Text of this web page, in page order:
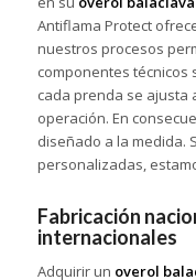
Antiflama Protect
nuestros procesos
componentes técnicos
cada prenda se ajusta
operación. En
diseñado a la medida.
personalizadas,
Fabricación
internacionales
Adquirir un overol